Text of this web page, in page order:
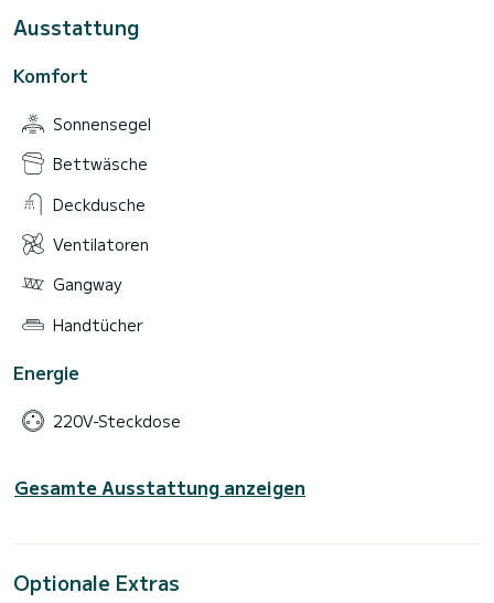
Ausstattung
Komfort
Sonnensegel
Bettwäsche
Deckdusche
Ventilatoren
Gangway
Handtücher
Energie
220V-Steckdose
Gesamte Ausstattung anzeigen
Optionale Extras